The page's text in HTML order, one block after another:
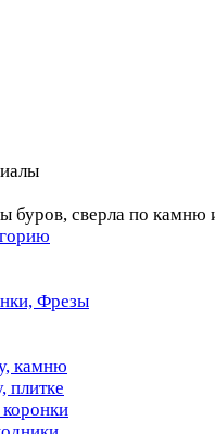
буров, сверла по камню
Фрезы
камню
плитке